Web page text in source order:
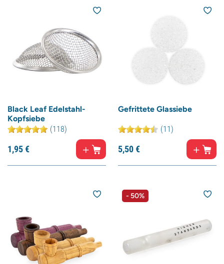
Black Leaf Edelstahl-
Kopfsiebe
(118)
1,95€
Gefrittete Glassiebe
(11)
5,50€
- 50%